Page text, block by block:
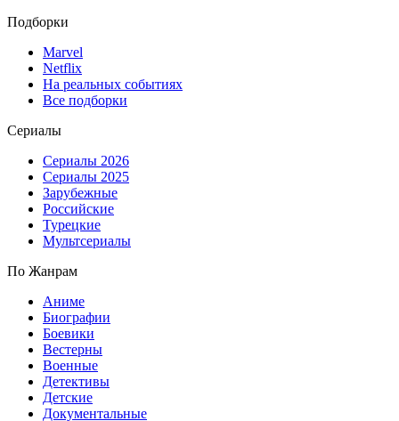
Подборки
Marvel
Netflix
На реальных событиях
Все подборки
Сериалы
Сериалы 2026
Сериалы 2025
Зарубежные
Российские
Турецкие
Мультсериалы
По Жанрам
Аниме
Биографии
Боевики
Вестерны
Военные
Детективы
Детские
Документальные